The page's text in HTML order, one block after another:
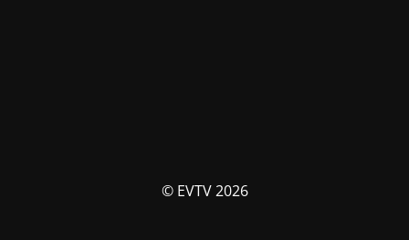
© EVTV 2026